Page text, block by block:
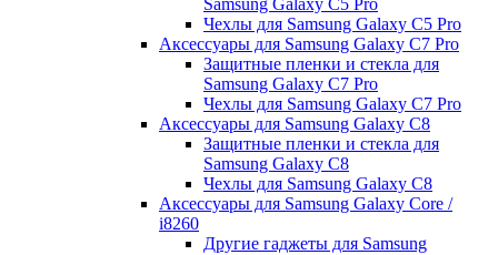
Чехлы для Samsung Galaxy C5 Pro
Аксессуары для Samsung Galaxy C7 Pro
Защитные пленки и стекла для
Samsung Galaxy C7 Pro
Чехлы для Samsung Galaxy C7 Pro
Аксессуары для Samsung Galaxy C8
Защитные пленки и стекла для
Samsung Galaxy C8
Чехлы для Samsung Galaxy C8
Аксессуары для Samsung Galaxy Core /
i8260
Другие гаджеты для Samsung